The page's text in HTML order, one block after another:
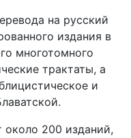
на русский
издания в
многотомного
трактаты, а
и
около 200 изданий,